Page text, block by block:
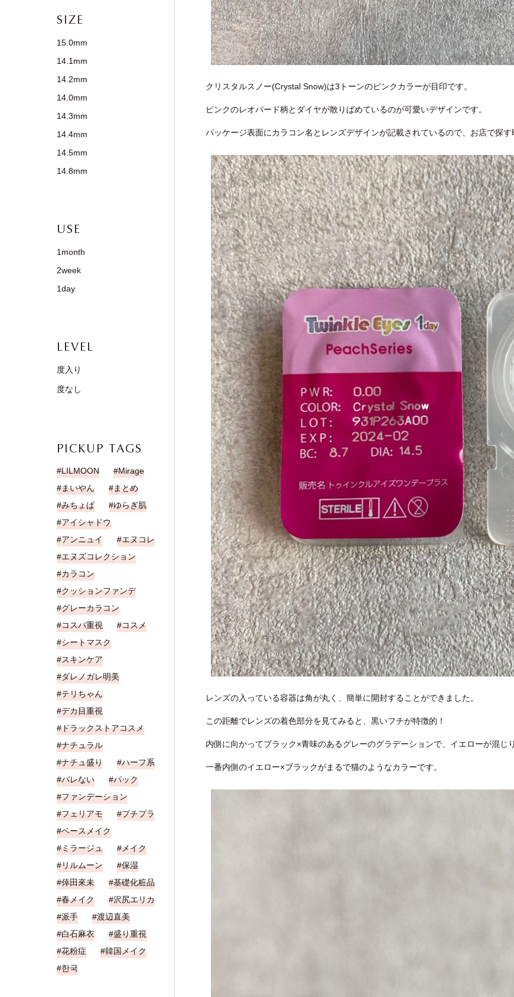
クリスタルスノー(Crystal Snow)は3トーンのピンクカラーが目印です。
ピンクのレオパード柄とダイヤが散りばめているのが可愛いデザインです。
パッケージ表面にカラコン名とレンズデザインが記載されているので、お店で探す
レンズの入っている容器は角が丸く、簡単に開封することができました。
この距離でレンズの着色部分を見てみると、黒いフチが特徴的！
内側に向かってブラック×青味のあるグレーのグラデーションで、イエローが混じ
一番内側のイエロー×ブラックがまるで猫のようなカラーです。
SIZE
15.0mm
14.1mm
14.2mm
14.0mm
14.3mm
14.4mm
14.5mm
14.8mm
USE
1month
2week
1day
LEVEL
度入り
度なし
PICKUP TAGS
LILMOON
Mirage
まいやん
まとめ
みちょぱ
ゆらぎ肌
アイシャドウ
アンニュイ
エヌコレ
エヌズコレクション
カラコン
クッションファンデ
グレーカラコン
コスパ重視
コスメ
シートマスク
スキンケア
ダレノガレ明美
テリちゃん
デカ目重視
ドラックストアコスメ
ナチュラル
ナチュ盛り
ハーフ系
バレない
パック
ファンデーション
フェリアモ
プチプラ
ベースメイク
ミラージュ
メイク
リルムーン
保湿
倖田來未
基礎化粧品
春メイク
沢尻エリカ
派手
渡辺直美
白石麻衣
盛り重視
花粉症
韓国メイク
한국